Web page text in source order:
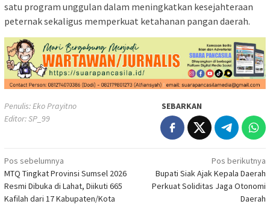
satu program unggulan dalam meningkatkan kesejahteraan
peternak sekaligus memperkuat ketahanan pangan daerah.
Penulis: Eko Prayitno
Editor: SP_99
SEBARKAN
Navigasi
pos
Pos sebelumnya
MTQ Tingkat Provinsi Sumsel 2026
Resmi Dibuka di Lahat, Diikuti 665
Kafilah dari 17 Kabupaten/Kota
Pos berikutnya
Bupati Siak Ajak Kepala Daerah
Perkuat Soliditas Jaga Otonomi
Daerah